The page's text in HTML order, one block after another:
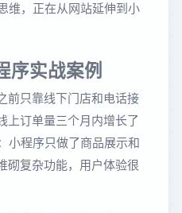
维，正在从网站延伸到小
序实战案例
前只靠线下门店和电话接
上订单量三个月内增长了
小程序只做了商品展示和
砌复杂功能，用户体验很